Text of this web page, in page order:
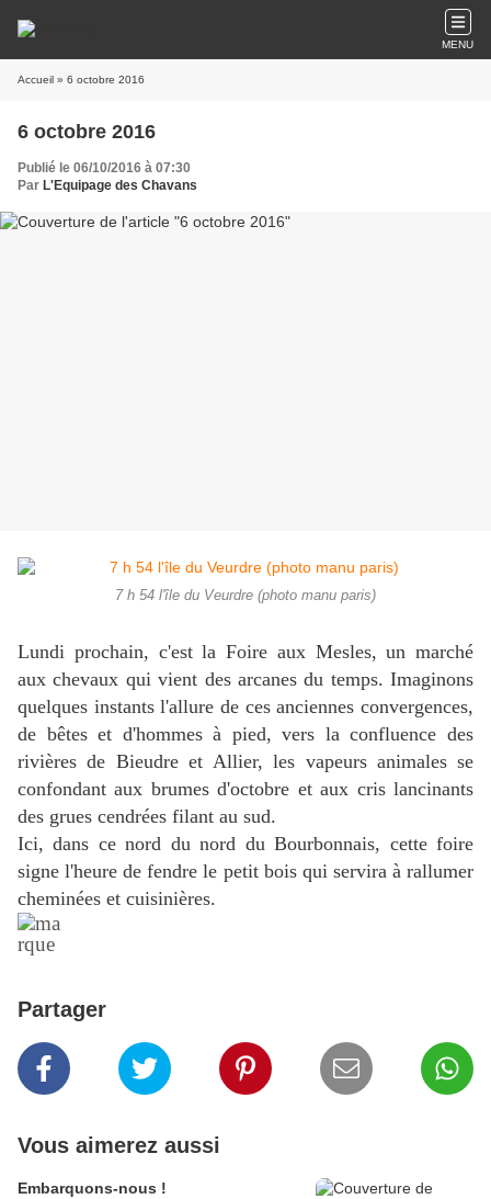
MENU
Accueil » 6 octobre 2016
6 octobre 2016
Publié le 06/10/2016 à 07:30
Par L'Equipage des Chavans
7 h 54 l'île du Veurdre (photo manu paris)
Lundi prochain, c'est la Foire aux Mesles, un marché
aux chevaux qui vient des arcanes du temps. Imaginons
quelques instants l'allure de ces anciennes convergences,
de bêtes et d'hommes à pied, vers la confluence des
rivières de Bieudre et Allier, les vapeurs animales se
confondant aux brumes d'octobre et aux cris lancinants
des grues cendrées filant au sud.
Ici, dans ce nord du nord du Bourbonnais, cette foire
signe l'heure de fendre le petit bois qui servira àrallumer
cheminées et cuisinières.
Partager
Vous aimerez aussi
Embarquons-nous !